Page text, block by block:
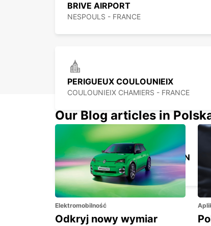
BRIVE AIRPORT
NESPOULS - FRANCE
PERIGUEUX COULOUNIEIX
COULOUNIEIX CHAMIERS - FRANCE
BERGERAC RAILWAY STATION
BERGERAC - FRANCE
Our Blog articles in
Elektromobilność
Odkryj nowy wymiar